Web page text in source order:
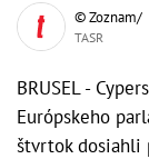
© Zoznam/
TASR
BRUSEL -
Európskeho
štvrtok dosiahli